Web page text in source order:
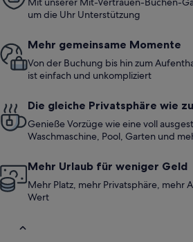
um die Uhr Unterstützung
Mehr gemeinsame Momente
Von der Buchung bis hin zum
ist einfach und unkompliziert
Die gleiche Privatsphäre wie
Genieße Vorzüge wie eine voll
Waschmaschine, Pool, Garten und
Mehr Urlaub für weniger Geld
Mehr Platz, mehr Privatsphäre, mehr
Wert